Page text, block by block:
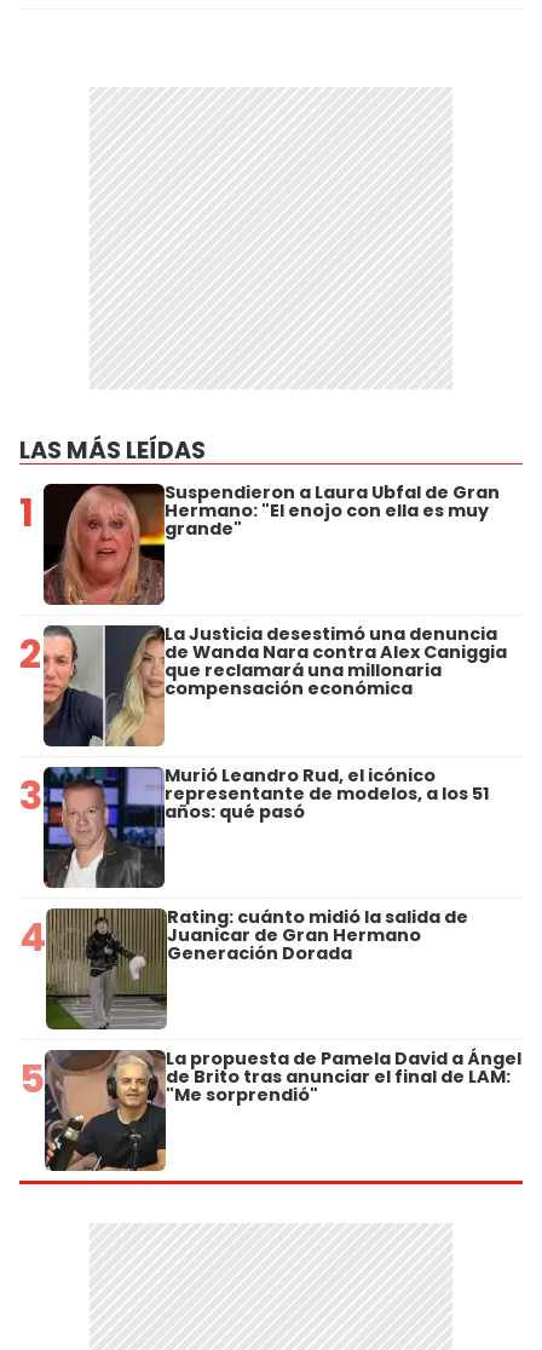
LAS MÁS LEÍDAS
1 Suspendieron a Laura Ubfal de Gran
Hermano: "El enojo con ella es muy
grande"
2 La Justicia desestimó una denuncia
de Wanda Nara contra Alex Caniggia
que reclamará una millonaria
compensación económica
3 Murió Leandro Rud, el icónico
representante de modelos, a los 51
años: qué pasó
4 Rating: cuánto midió la salida de
Juanicar de Gran Hermano
Generación Dorada
5 La propuesta de Pamela David a Ángel
de Brito tras anunciar el final de LAM:
"Me sorprendió"